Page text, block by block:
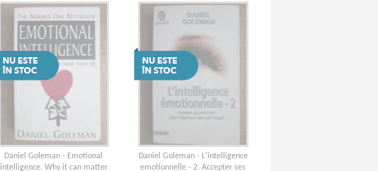
Daniel Goleman - Emotional
intelligence. Why it can matter
Daniel Goleman - L'intelligence
emotionnelle - 2. Accepter ses